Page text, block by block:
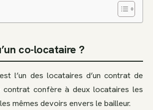
co-locataire ?
l’un des locataires d’un contrat de
contrat confère à deux locataires les
mêmes devoirs envers le bailleur.